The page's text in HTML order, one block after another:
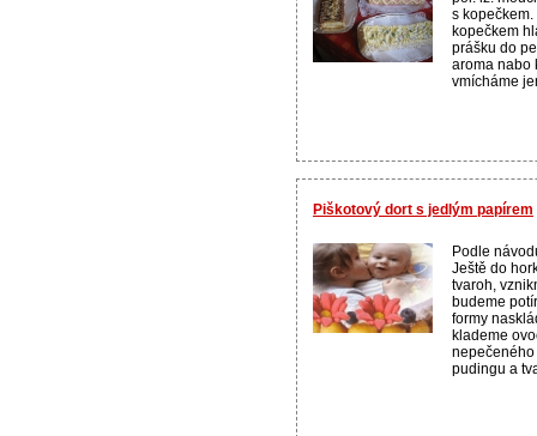
s
kopečkem
prášku do
aroma nabo
vmícháme
Piškotový dort s jedlým papírem
Podle
Ještě do
tvaroh,
budeme
formy
klademe
nepečeného
pudingu a